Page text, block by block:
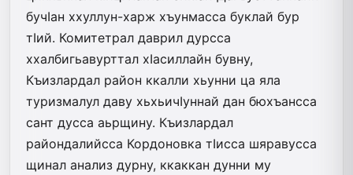
бучIан ххуллун-харж хъунмасса буклай бур
тIий. Комитетрал даврил дурсса
ххалбигьавурттал хIасиллайн бувну,
Къизлардал район ккалли хьунни ца яла
туризмалул даву хьхьичIуннай дан бюхъансса
сант дусса аьрщину. Къизлардал
райондалийсса Кордоновка тIисса шяравусса
щинал анализ дурну, ккаккан дунни му